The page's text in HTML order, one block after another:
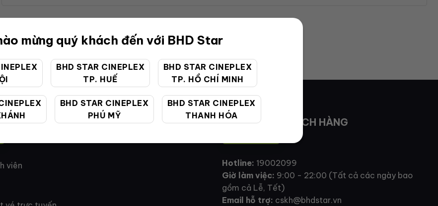
mừng quý khách đến với BHD Star
BHD STAR CINEPLEX
TP. HUẾ
BHD STAR CINEPLEX
TP. HỒ CHÍ MINH
BHD STAR CINEPLEX
PHÚ MỸ
BHD STAR CINEPLEX
THANH HÓA
ĐIỀU KHOẢN
viên
CHĂM SÓC KHÁCH HÀNG
Hotline: 19002099
Giờ làm việc: 9:00 - 22:00 (Tất cả các ngày bao
gồm cả Lễ, Tết)
Email hỗ trợ: cskh@bhdstar.vn